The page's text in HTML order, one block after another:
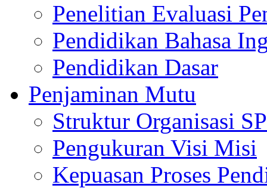
Penelitian Evaluasi
Pendidikan Bahasa
Pendidikan Dasar
Penjaminan Mutu
Struktur Organisasi
Pengukuran Visi Misi
Kepuasan Proses